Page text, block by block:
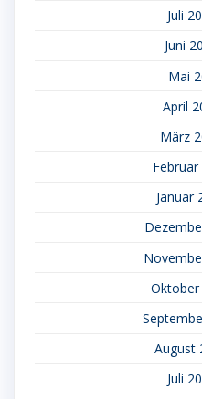
Juli
Juni
Mai
April
März
Februar
Januar
Oktober
August
Juli